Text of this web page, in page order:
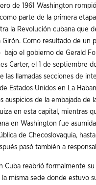
de 1961 Washington
parte de la primera etapa
la Revolución cubana que
Girón. Como resultado de un
bajo el gobierno de Gerald
Carter, el 1 de septiembre
las llamadas secciones de
Estados Unidos en La
auspicios de la embajada de
en esta capital, mientras
en Washington fue
de Checoslovaquia,
pasó también a
Cuba reabrió formalmente
misma sede donde estuvo